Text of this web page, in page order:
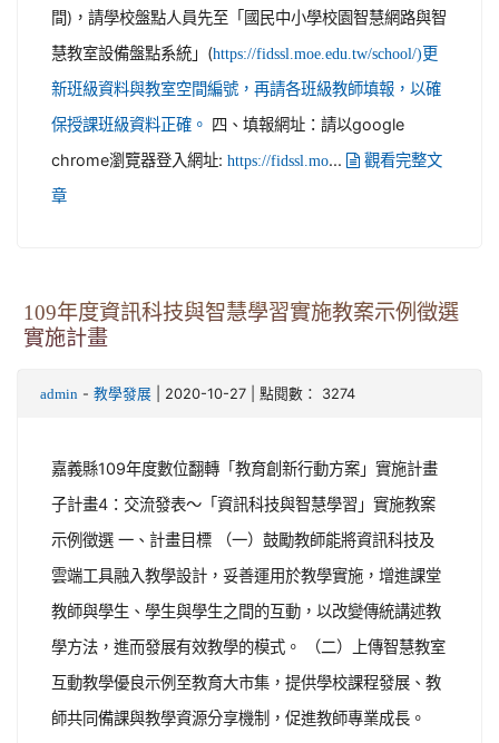
間)，請學校盤點人員先至「國民中小學校園智慧網路與智
慧教室設備盤點系統」(https://fidssl.moe.edu.tw/school/)更
新班級資料與教室空間編號，再請各班級教師填報，以確
保授課班級資料正確。
四、填報網址：請以google
chrome瀏覽器登入網址: https://fidssl.mo... 觀看完整文
章
109年度資訊科技與智慧學習實施教案示例徵選
實施計畫
admin - 教學發展 | 2020-10-27 | 點閱數： 3274
嘉義縣109年度數位翻轉「教育創新行動方案」實施計畫
子計畫4：交流發表〜「資訊科技與智慧學習」實施教案
示例徵選 一、計畫目標 （一）鼓勵教師能將資訊科技及
雲端工具融入教學設計，妥善運用於教學實施，增進課堂
教師與學生、學生與學生之間的互動，以改變傳統講述教
學方法，進而發展有效教學的模式。 （二）上傳智慧教室
互動教學優良示例至教育大市集，提供學校課程發展、教
師共同備課與教學資源分享機制，促進教師專業成長。